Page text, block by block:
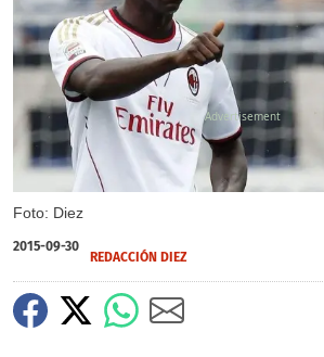
Foto: Diez
2015-09-30
REDACCIÓN DIEZ